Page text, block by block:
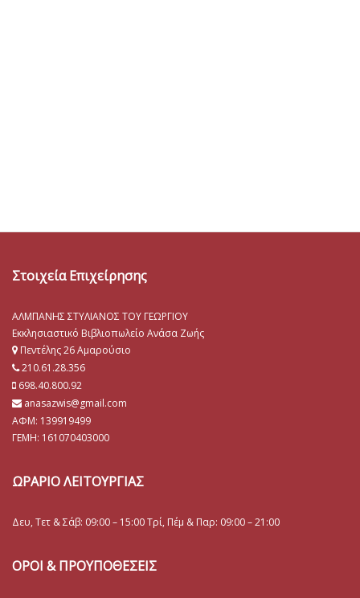
Στοιχεία Επιχείρησης
ΑΛΜΠΑΝΗΣ ΣΤΥΛΙΑΝΟΣ ΤΟΥ ΓΕΩΡΓΙΟΥ
Εκκλησιαστικό Βιβλιοπωλείο Ανάσα Ζωής
Πεντέλης 26 Αμαρούσιο
210.61.28.356
698.40.800.92
anasazwis@gmail.com
ΑΦΜ: 139919499
ΓΕΜΗ: 161070403000
ΩΡΑΡΙΟ ΛΕΙΤΟΥΡΓΙΑΣ
Δευ, Τετ & Σάβ: 09:00 – 15:00 Τρί, Πέμ & Παρ: 09:00 – 21:00
ΟΡΟΙ & ΠΡΟΥΠΟΘΕΣΕΙΣ